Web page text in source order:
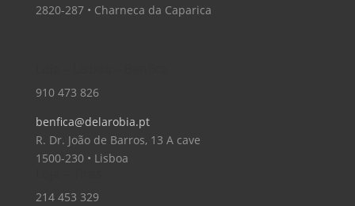
2820-287 • Charneca da Caparica
910 473 826
benfica@delarobia.pt
R. Dr. João de Barros, 13 A cave
1500-230 • Lisboa
214 453 329